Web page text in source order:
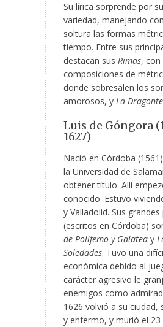
Su lírica sorprende por
variedad, manejando
soltura las formas
tiempo. Entre sus
destacan sus Rimas, con
composiciones de
donde sobresalen los
amorosos, y La
Luis de Góngora
1627)
Nació en Córdoba
la Universidad de
obtener título. Allí
conocido. Estuvo
y Valladolid. Sus
(escritos en Córdoba)
de Polifemo y Galatea y
Soledades. Tuvo una
económica debido al
carácter agresivo le
enemigos como
1626 volvió a su ciudad,
y enfermo, y murió el 23